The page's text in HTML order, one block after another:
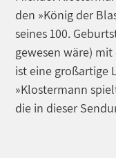
den »König der
seines 100.
gewesen wäre)
ist eine großartige
»Klostermann
die in dieser